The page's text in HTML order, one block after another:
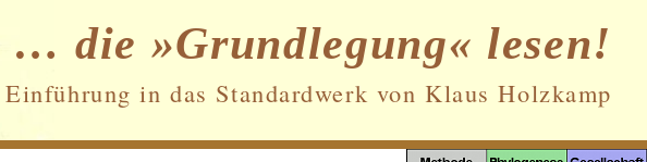
… die »Grundlegung« lesen!
in das Standardwerk von Klaus Holzkamp